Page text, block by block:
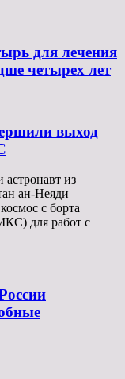
для лечения
четырех лет
выход
из
ан-Неяди
с борта
для работ с